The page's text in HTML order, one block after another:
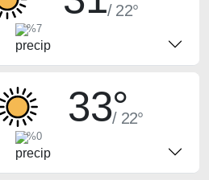
/ 22°
%7
33°/ 22°
%0